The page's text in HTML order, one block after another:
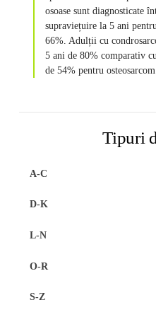
osoase sunt diagnosticate
supraviețuire la 5 ani
66%. Adulții cu
5 ani de 80% comparativ
de 54% pentru
Tipuri
A-C
D-K
L-N
O-R
S-Z